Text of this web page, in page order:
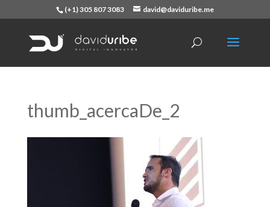
(+1) 305 807 3083 david@daviduribe.me
thumb_acercaDe_2